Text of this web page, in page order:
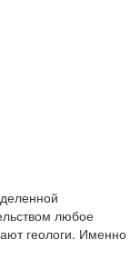
любое
геологи. Именно